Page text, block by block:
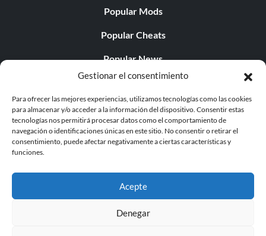
Gestionar el consentimiento
Para ofrecer las mejores experiencias, utilizamos tecnologías como las cookies
para almacenar y/o acceder a la información del dispositivo. Consentir estas
tecnologías nos permitirá procesar datos como el comportamiento de
navegación o identificaciones únicas en este sitio. No consentir o retirar el
consentimiento, puede afectar negativamente a ciertas características y
funciones.
Acepte
Denegar
Popular Mods
Popular Cheats
Popular News
Popular Editorials
Popular Free Games
LATEST UPDATES